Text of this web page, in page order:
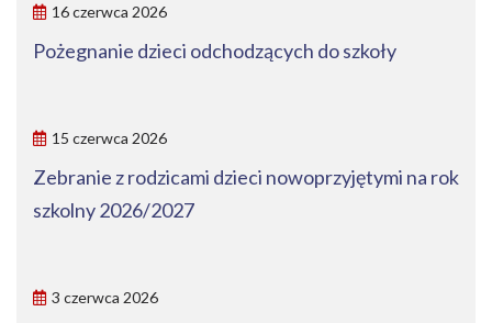
16 czerwca 2026
Pożegnanie dzieci odchodzących do szkoły
15 czerwca 2026
Zebranie z rodzicami dzieci nowoprzyjętymi na rok
szkolny 2026/2027
3 czerwca 2026